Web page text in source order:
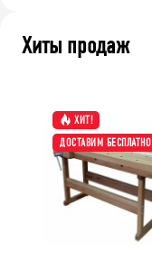
Хиты продаж
ХИТ!
ДОСТАВИМ БЕСПЛАТНО